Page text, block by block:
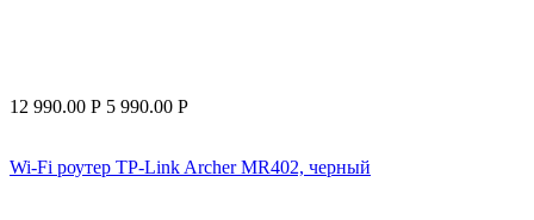
12 990.00 Р 5 990.00 Р
Wi-Fi роутер TP-Link Archer MR402, черный